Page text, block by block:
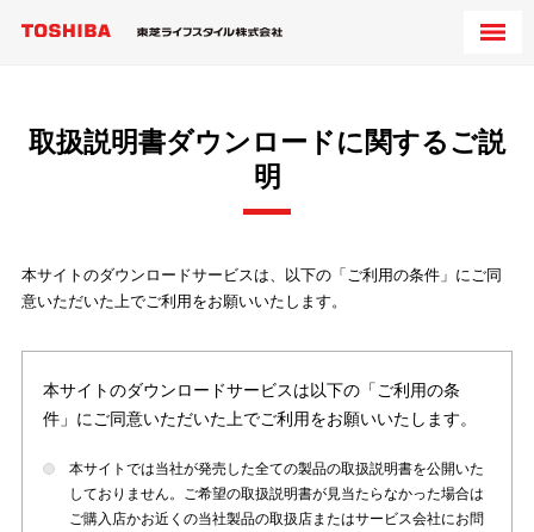
取扱説明書ダウンロードに関するご説
明
本サイトのダウンロードサービスは、以下の「ご利用の条件」にご同
意いただいた上でご利用をお願いいたします。
本サイトのダウンロードサービスは以下の「ご利用の条
件」にご同意いただいた上でご利用をお願いいたします。
本サイトでは当社が発売した全ての製品の取扱説明書を公開いた
しておりません。ご希望の取扱説明書が見当たらなかった場合は
ご購入店かお近くの当社製品の取扱店またはサービス会社にお問